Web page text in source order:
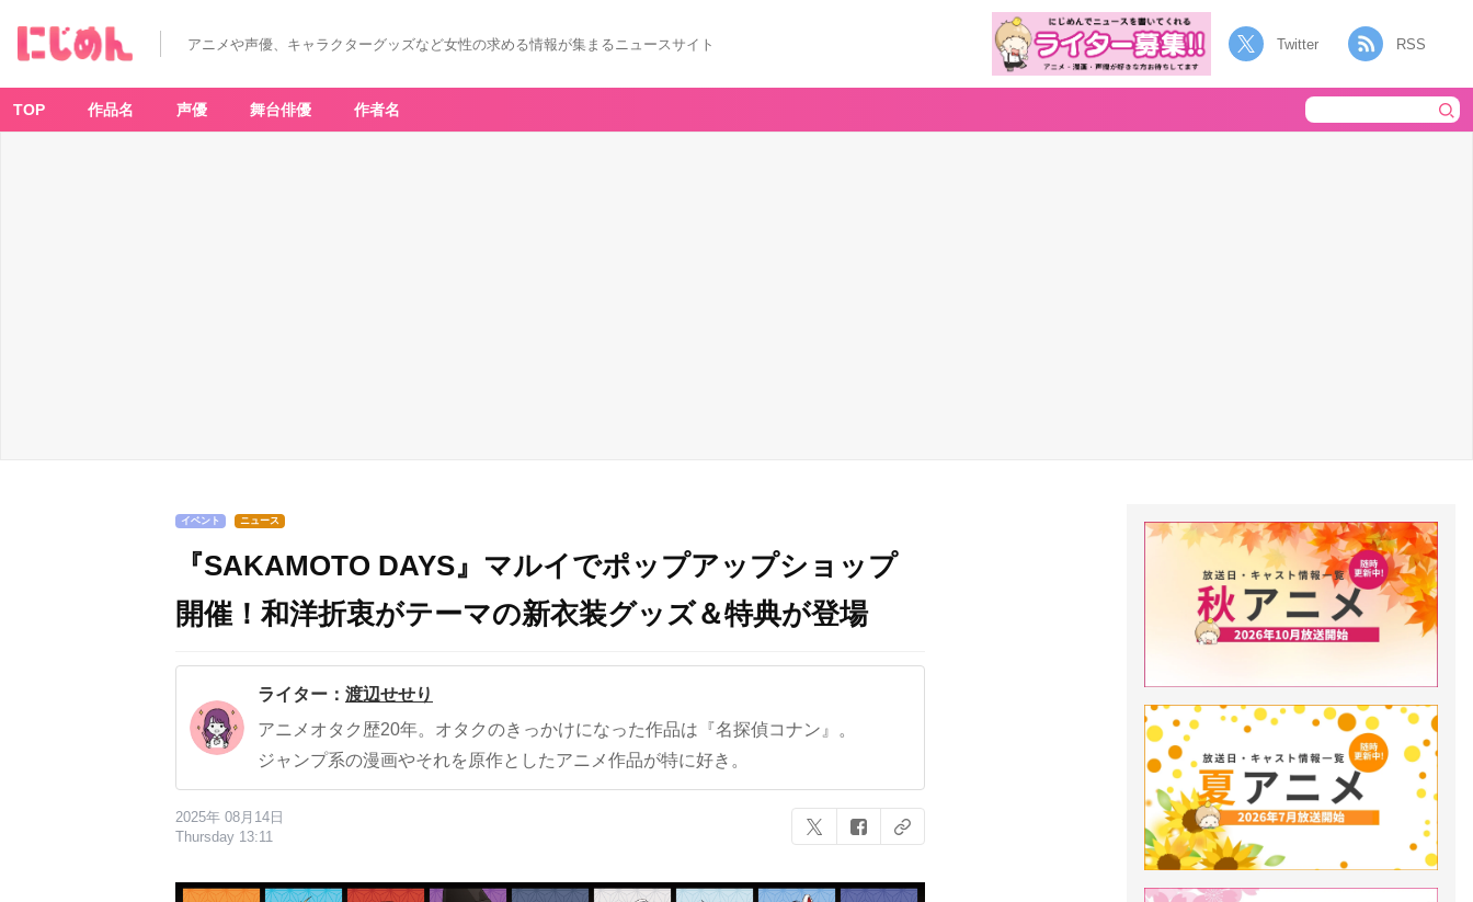
アニメや声優、キャラクターグッズなど女性の求める情報が集まるニュースサイト Twitter RSS
TOP 作品名 声優 舞台俳優 作者名
イベント ニュース
『SAKAMOTO DAYS』マルイでポップアップショップ
開催！和洋折衷がテーマの新衣装グッズ＆特典が登場
ライター： 渡辺せせり
アニメオタク歴20年。オタクのきっかけになった作品は『名探偵コナン』。
ジャンプ系の漫画やそれを原作としたアニメ作品が特に好き。
2025年 08月14日
Thursday 13:11